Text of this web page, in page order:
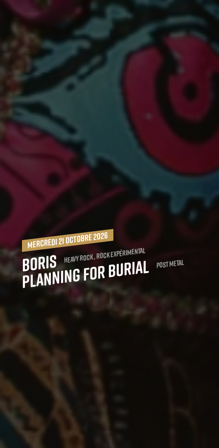
mercredi 21 octobre 2026
Boris Heavy Rock , Rock expérimental
Planning for Burial Post Metal